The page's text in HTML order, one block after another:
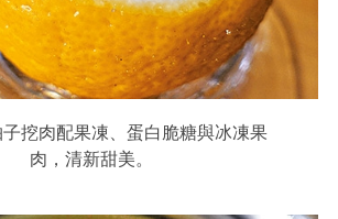
子挖肉配果凍、蛋白脆糖與冰凍果
肉，清新甜美。